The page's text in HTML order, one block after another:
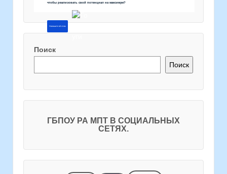
чтобы реализовать свой потенциал на максимум?
Напишите об этом
Поиск
Поиск
ГБПОУ РА МПТ В СОЦИАЛЬНЫХ
СЕТЯХ.